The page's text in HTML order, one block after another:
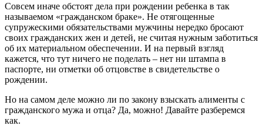
Совсем иначе обстоят дела при рождении ребенка в так
называемом «гражданском браке». Не отягощенные
супружескими обязательствами мужчины нередко бросают
своих гражданских жен и детей, не считая нужным заботиться
об их материальном обеспечении. И на первый взгляд
кажется, что тут ничего не поделать – нет ни штампа в
паспорте, ни отметки об отцовстве в свидетельстве о
рождении.
Но на самом деле можно ли по закону взыскать алименты с
гражданского мужа и отца? Да, можно! Давайте разберемся
как.